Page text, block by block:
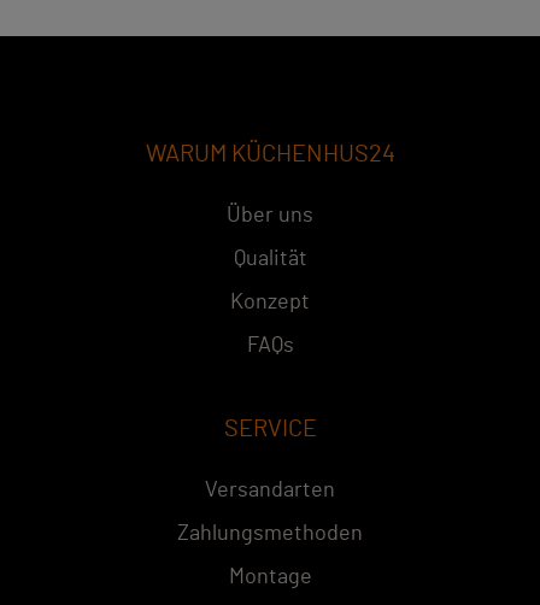
WARUM KÜCHENHUS24
Über uns
Qualität
Konzept
FAQs
SERVICE
Versandarten
Zahlungsmethoden
Montage